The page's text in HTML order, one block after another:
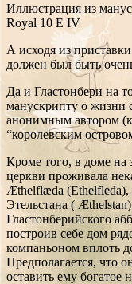
Иллюстрация из
Royal 10 E IV
А исходя из
должен был быть
Да и Гластонбери на
манускрипту о жизни
анонимным автором
“королевским
Кроме того, в доме на
церкви проживала
Æthelflæda (Ethelfleda),
Этельстана (
Гластонберийского
построив себе дом
компаньоном вплоть
Предполагается, что
оставить ему богатое